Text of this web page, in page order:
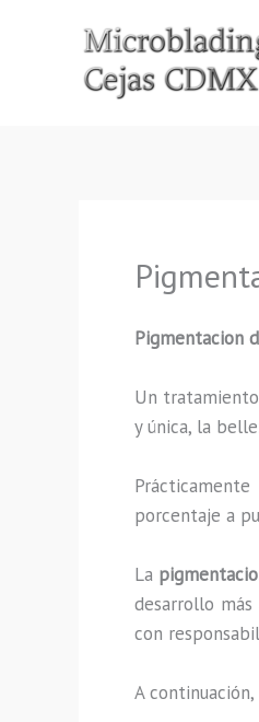
Pigmentacion
Un
y única, la
porcentaje a
La
desarrollo
con
A